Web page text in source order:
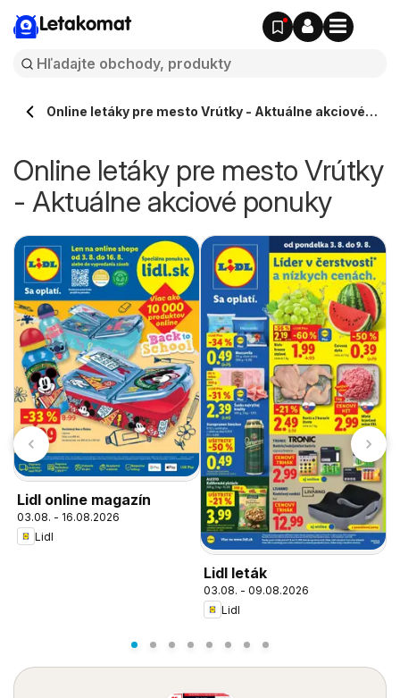
Letakomat
Online letáky pre mesto Vrútky - Aktuálne akciové
Online letáky pre mesto Vrútky
- Aktuálne akciové ponuky
Lidl online magazín
03.08. - 16.08.2026
Lidl
Lidl leták
03.08. - 09.08.2026
Lidl